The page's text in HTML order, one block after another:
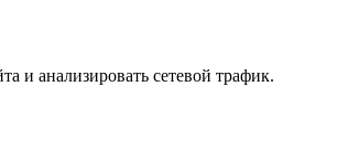
и анализировать сетевой трафик.